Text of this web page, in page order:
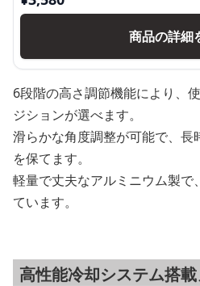
商品の詳細
6段階の高さ調節機能により、
ジションが選べます。
滑らかな角度調整が可能で、
を保てます。
軽量で丈夫なアルミニウム製で
ています。
高性能冷却システム搭